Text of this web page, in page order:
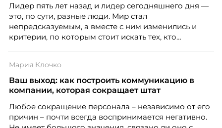
Лидер пять лет назад и лидер сегодняшнего дня —
это, по сути, разные люди. Мир стал
непредсказуемым, а вместе с ним изменились и
критерии, по которым стоит искать тех, кто
«свадебного генерала», почему стандартные
системы оценки часто упускают самых талантливых
людей и как выявить лидерский потенциал ещё до
Тимур Соколов, ключевой эксперт по
стратегическому развитию и формированию
Мария Клочко
Ваш выход: как построить коммуникацию в
компании, которая сокращает штат
Любое сокращение персонала – независимо от его
причин – почти всегда воспринимается негативно.